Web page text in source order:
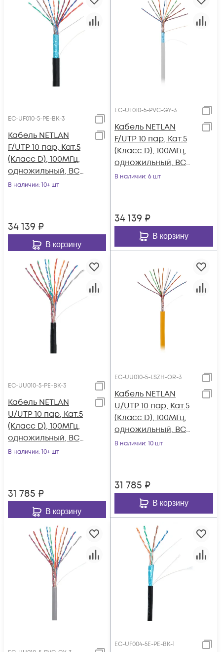
EC-UF010-5-PE-BK-3
Кабель NETLAN
F/UTP 10 пар, Кат.5
(Класс D), 100МГц,
одножильный, BC
(чистая медь),
В наличии: 10+ шт
34 139 ₽
В корзину
EC-UF010-5-PVC-GY-3
Кабель NETLAN
F/UTP 10 пар, Кат.5
(Класс D), 100МГц,
одножильный, BC
(чистая медь),
В наличии: 6 шт
34 139 ₽
В корзину
EC-UU010-5-PE-BK-3
Кабель NETLAN
U/UTP 10 пар, Кат.5
(Класс D), 100МГц,
одножильный, BC
(чистая медь),
В наличии: 10+ шт
31 785 ₽
В корзину
EC-UU010-5-LSZH-OR-3
Кабель NETLAN
U/UTP 10 пар, Кат.5
(Класс D), 100МГц,
одножильный, BC
(чистая медь),
В наличии: 10 шт
31 785 ₽
В корзину
EC-UF004-5E-PE-BK-1